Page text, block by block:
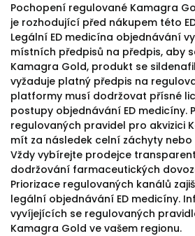
Pochopení regulované Kamagra
je rozhodující před nákupem této
Legální ED medicína objednávání
místních předpisů na předpis, aby
Kamagra Gold, produkt se
vyžaduje platný předpis na
platformy musí dodržovat přísné
postupy objednávání ED medicíny.
regulovaných pravidel pro akvizici
mít za následek celní záchyty
Vždy vybírejte prodejce
dodržování farmaceutických
Priorizace regulovaných kanálů
legální objednávání ED medicíny.
vyvíjejících se regulovaných
Kamagra Gold ve vašem regionu.